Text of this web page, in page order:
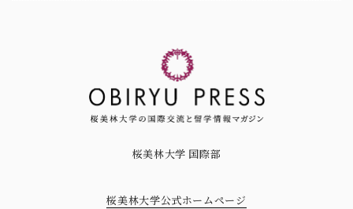
桜美林大学 国際部
桜美林大学公式ホームページ